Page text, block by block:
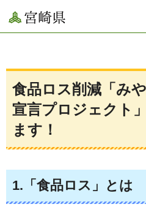
宮崎県
食品ロス削減「み
宣言プロジェクト
ます！
1.「食品ロス」とは